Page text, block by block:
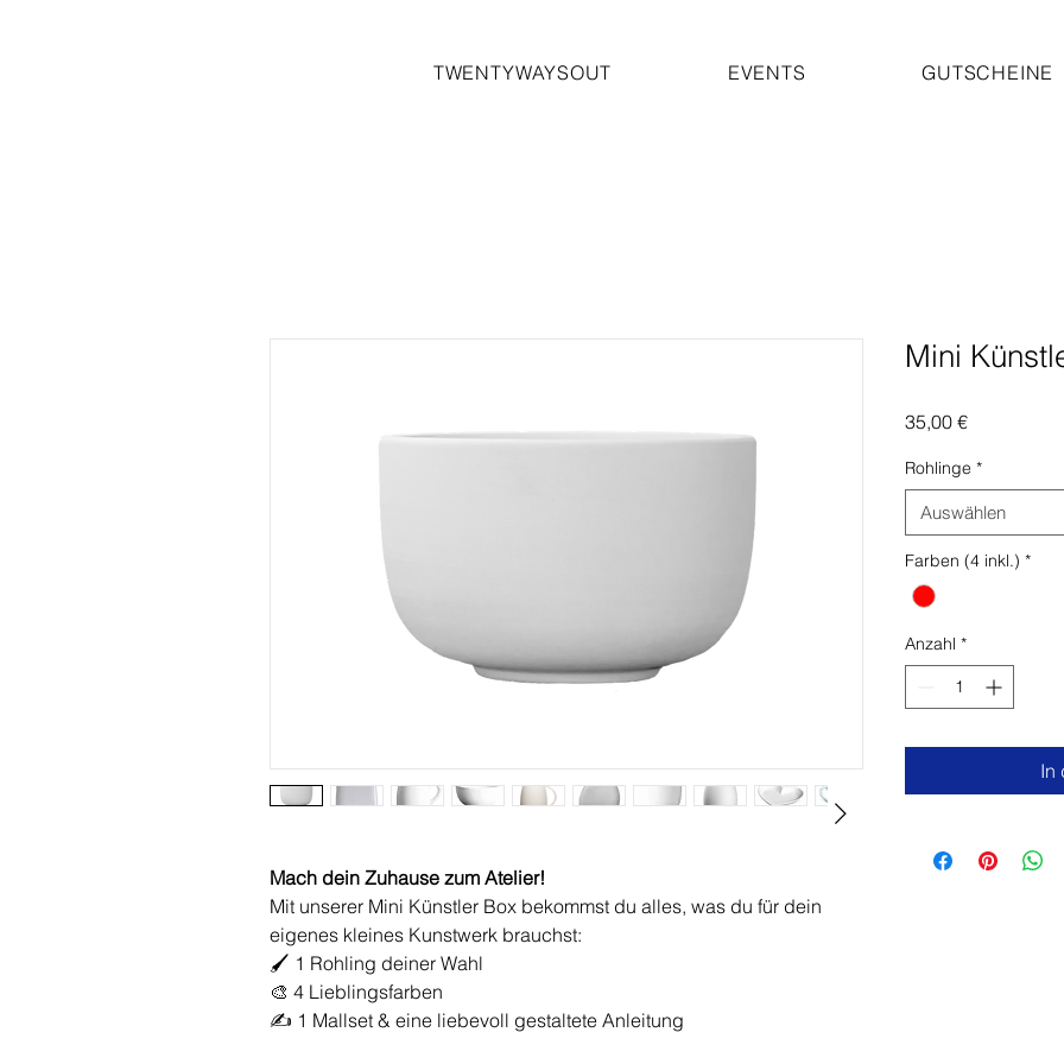
TWENTYWAYSOUT EVENTS GUTSCHEINE
Mach dein Zuhause zum Atelier!
Mit unserer Mini Künstler Box bekommst du alles, was du für dein
eigenes kleines Kunstwerk brauchst:
🖌 1 Rohling deiner Wahl
🎨 4 Lieblingsfarben
✍️ 1 Mallset & eine liebevoll gestaltete Anleitung
Mini
35,00 €Preis
Rohlinge *
Auswählen
Farben (4 inkl.) *
Anzahl *
In